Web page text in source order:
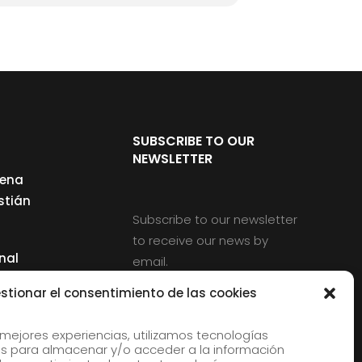
el consentimiento de las cookies
experiencias, utilizamos tecnologías
para almacenar y/o acceder a la información
SUBSCRIBE TO OUR
NEWSLETTER
Subscribe to our newsletter
to receive our news by
email.